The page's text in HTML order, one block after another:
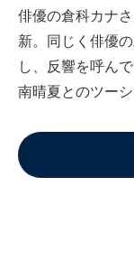
俳優の倉科カナ
新。同じく俳優
し、反響を呼ん
南晴夏とのツー